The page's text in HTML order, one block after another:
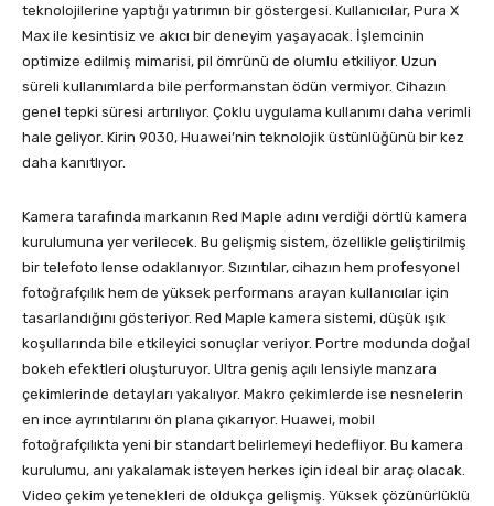
teknolojilerine yaptığı yatırımın bir göstergesi. Kullanıcılar, Pura X
Max ile kesintisiz ve akıcı bir deneyim yaşayacak. İşlemcinin
optimize edilmiş mimarisi, pil ömrünü de olumlu etkiliyor. Uzun
süreli kullanımlarda bile performanstan ödün vermiyor. Cihazın
genel tepki süresi artırılıyor. Çoklu uygulama kullanımı daha verimli
hale geliyor. Kirin 9030, Huawei’nin teknolojik üstünlüğünü bir kez
daha kanıtlıyor.
Kamera tarafında markanın Red Maple adını verdiği dörtlü kamera
kurulumuna yer verilecek. Bu gelişmiş sistem, özellikle geliştirilmiş
bir telefoto lense odaklanıyor. Sızıntılar, cihazın hem profesyonel
fotoğrafçılık hem de yüksek performans arayan kullanıcılar için
tasarlandığını gösteriyor. Red Maple kamera sistemi, düşük ışık
koşullarında bile etkileyici sonuçlar veriyor. Portre modunda doğal
bokeh efektleri oluşturuyor. Ultra geniş açılı lensiyle manzara
çekimlerinde detayları yakalıyor. Makro çekimlerde ise nesnelerin
en ince ayrıntılarını ön plana çıkarıyor. Huawei, mobil
fotoğrafçılıkta yeni bir standart belirlemeyi hedefliyor. Bu kamera
kurulumu, anı yakalamak isteyen herkes için ideal bir araç olacak.
Video çekim yetenekleri de oldukça gelişmiş. Yüksek çözünürlüklü